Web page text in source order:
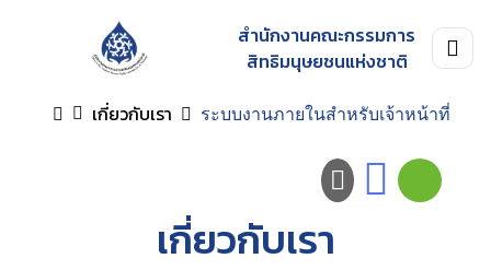
สำนักงานคณะกรรมการ
สิทธิมนุษยชนแห่งชาติ
เกี่ยวกับเรา
ระบบงานภายในสำหรับเจ้าหน้าที่
เกี่ยวกับเรา